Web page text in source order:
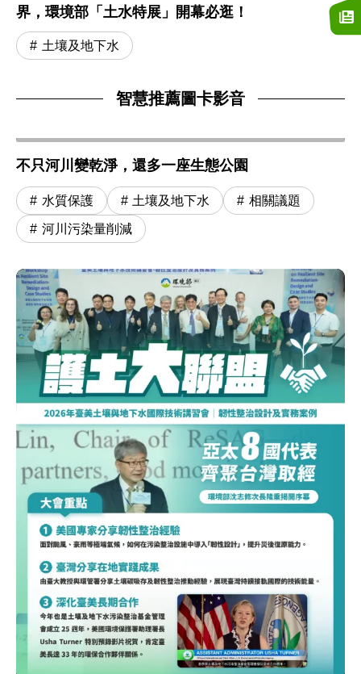
界，環境部「土水特展」開幕必逛！
土壤及地下水
智慧推薦圖卡影音
不只河川變乾淨，還多一座生態公園
水質保護 土壤及地下水 相關議題
河川污染量削減